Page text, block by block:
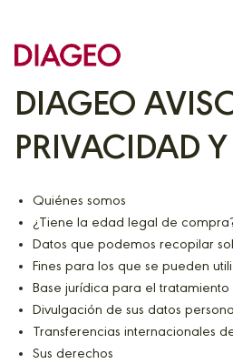
DIAGEO
PRIVACIDAD
Quiénes somos
¿Tiene la edad legal de
Datos que podemos recopilar
Fines para los que se pueden
Base jurídica para el
Divulgación de sus datos
Transferencias internacionales
Sus derechos